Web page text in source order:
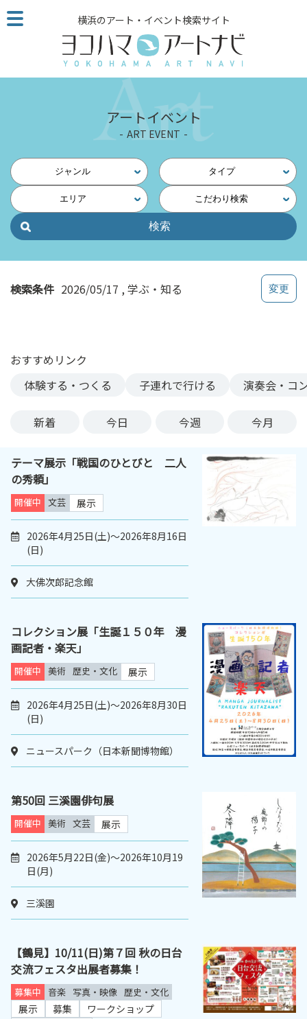
こ
の
ジ
読
他
ペ
の
横浜のアート・イベント検索サイト
アートイベント
ART EVENT
ジャンル タイプ
エリア こだわり検索
検索条件 2026/05/17 学ぶ・知る
おすすめリンク
体験する・つくる
子連れで行ける 演奏会・コ
新着 今日 今週 今月
テーマ展示「戦国のひとびと 二人
の秀頼」
開催中 文芸 展示
2026年4月25日(土)～2026年8月16日
(日)
大佛次郎記念館
コレクション展「生誕１５０年 漫
画記者・楽天」
開催中 美術 歴史・文化 展示
2026年4月25日(土)～2026年8月30日
(日)
ニュースパーク（日本新聞博物館）
第50回 三溪園俳句展
開催中 美術 文芸 展示
2026年5月22日(金)～2026年10月19
日(月)
三溪園
【鶴見】10/11(日)第７回 秋の日台
交流フェスタ出展者募集！
募集中 音楽 写真・映像 歴史・文化
展示 募集
ワークショップ